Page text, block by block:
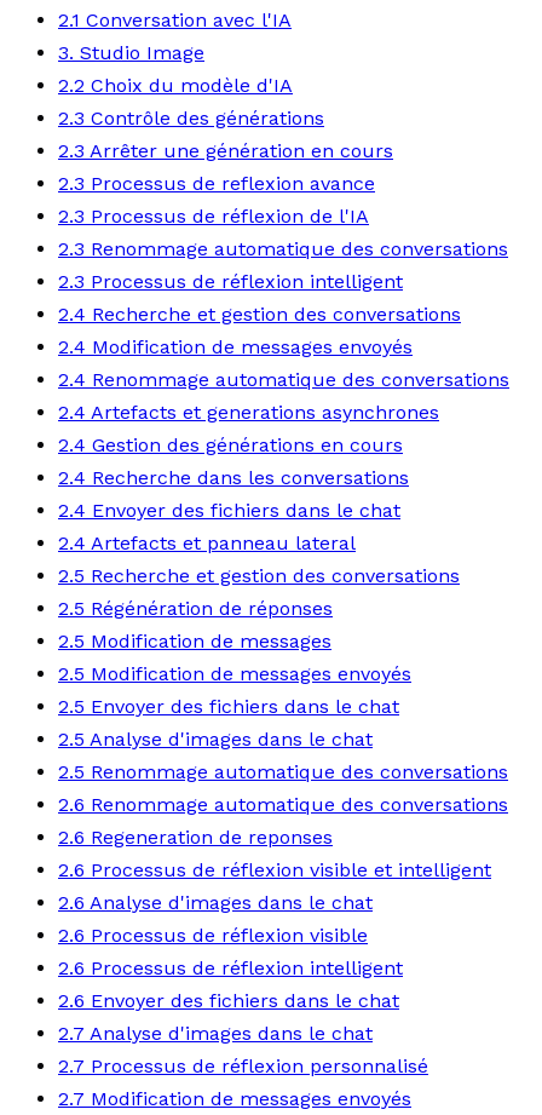
2.1 Conversation avec l'IA
3. Studio Image
2.2 Choix du modèle d'IA
2.3 Contrôle des générations
2.3 Arrêter une génération en cours
2.3 Processus de reflexion avance
2.3 Processus de réflexion de l'IA
2.3 Renommage automatique des conversations
2.3 Processus de réflexion intelligent
2.4 Recherche et gestion des conversations
2.4 Modification de messages envoyés
2.4 Renommage automatique des conversations
2.4 Artefacts et generations asynchrones
2.4 Gestion des générations en cours
2.4 Recherche dans les conversations
2.4 Envoyer des fichiers dans le chat
2.4 Artefacts et panneau lateral
2.5 Recherche et gestion des conversations
2.5 Régénération de réponses
2.5 Modification de messages
2.5 Modification de messages envoyés
2.5 Envoyer des fichiers dans le chat
2.5 Analyse d'images dans le chat
2.5 Renommage automatique des conversations
2.6 Renommage automatique des conversations
2.6 Regeneration de reponses
2.6 Processus de réflexion visible et intelligent
2.6 Analyse d'images dans le chat
2.6 Processus de réflexion visible
2.6 Processus de réflexion intelligent
2.6 Envoyer des fichiers dans le chat
2.7 Analyse d'images dans le chat
2.7 Processus de réflexion personnalisé
2.7 Modification de messages envoyés